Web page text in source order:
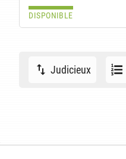
DISPONIBLE
Judicieux